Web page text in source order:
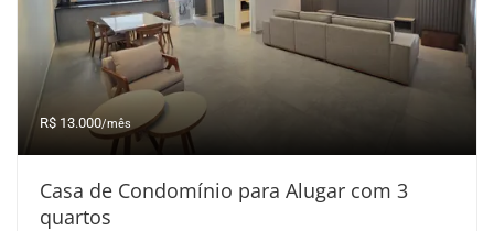
R$ 13.000/mês
Casa de Condomínio para Alugar com 3
quartos